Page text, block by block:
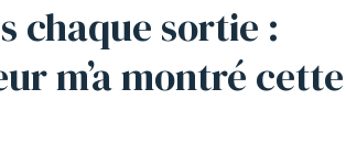
chaque sortie :
m’a montré cette